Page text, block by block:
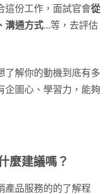
這份工作，面試官會從
溝通方式...等，去評估
了解你的動機到底有多
企圖心、學習力，能夠
麼建議嗎？
產品服務的的了解程